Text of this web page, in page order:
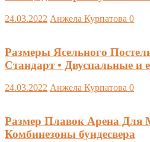
24.03.2022 Анжела Курпатова 0
Размеры Ясельного
Стандарт • Двуспальные и
24.03.2022 Анжела Курпатова 0
Размер Плавок Арена Для
Комбинезоны бундесвера